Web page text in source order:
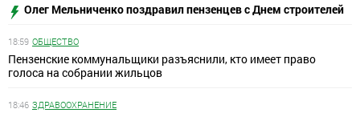
Олег Мельниченко поздравил пензенцев с Днем строителей
18:59 ОБЩЕСТВО
Пензенские коммунальщики разъяснили, кто имеет право
голоса на собрании жильцов
18:46 ЗДРАВООХРАНЕНИЕ